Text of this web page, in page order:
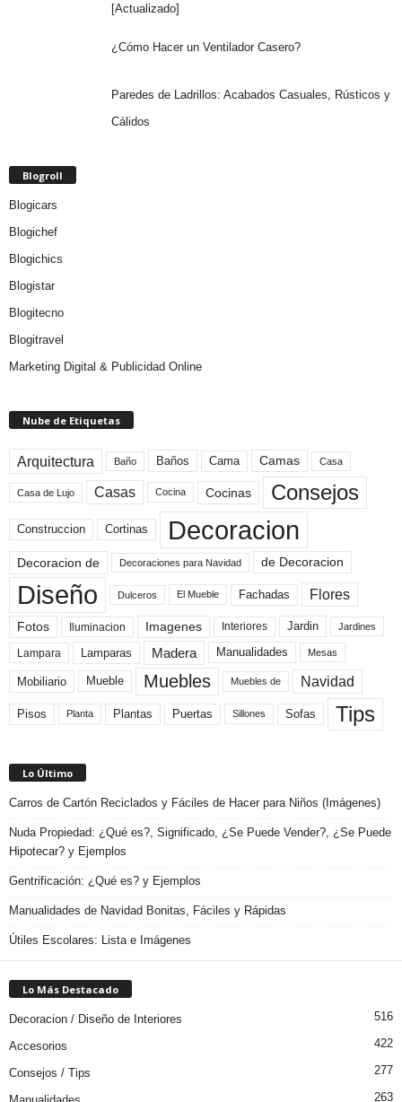
[Actualizado]
¿Cómo Hacer un Ventilador Casero?
Paredes de Ladrillos: Acabados Casuales, Rústicos y
Cálidos
Blogroll
Blogicars
Blogichef
Blogichics
Blogistar
Blogitecno
Blogitravel
Marketing Digital & Publicidad Online
Nube de Etiquetas
Arquitectura Baño Baños Cama Camas Casa
Casa de Lujo Casas Cocina Cocinas Consejos
Construccion Cortinas Decoracion
Decoracion de Decoraciones para Navidad de Decoracion
Diseño Dulceros El Mueble Fachadas Flores
Fotos Iluminacion Imagenes Interiores Jardin Jardines
Lampara Lamparas Madera Manualidades Mesas
Mobiliario Mueble Muebles Muebles de Navidad
Pisos Planta Plantas Puertas Sillones Sofas Tips
Lo Último
Carros de Cartón Reciclados y Fáciles de Hacer para Niños (Imágenes)
Nuda Propiedad: ¿Qué es?, Significado, ¿Se Puede Vender?, ¿Se Puede
Hipotecar? y Ejemplos
Gentrificación: ¿Qué es? y Ejemplos
Manualidades de Navidad Bonitas, Fáciles y Rápidas
Útiles Escolares: Lista e Imágenes
Lo Más Destacado
Decoracion / Diseño de Interiores 516
Accesorios 422
Consejos / Tips 277
263